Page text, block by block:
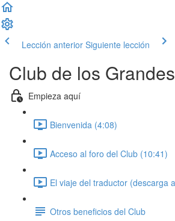
Lección anterior Siguiente lección
Club de los
Empieza aquí
Bienvenida (4:08)
Acceso al foro del Club (10:41)
El viaje del traductor (descarga
Otros beneficios del Club